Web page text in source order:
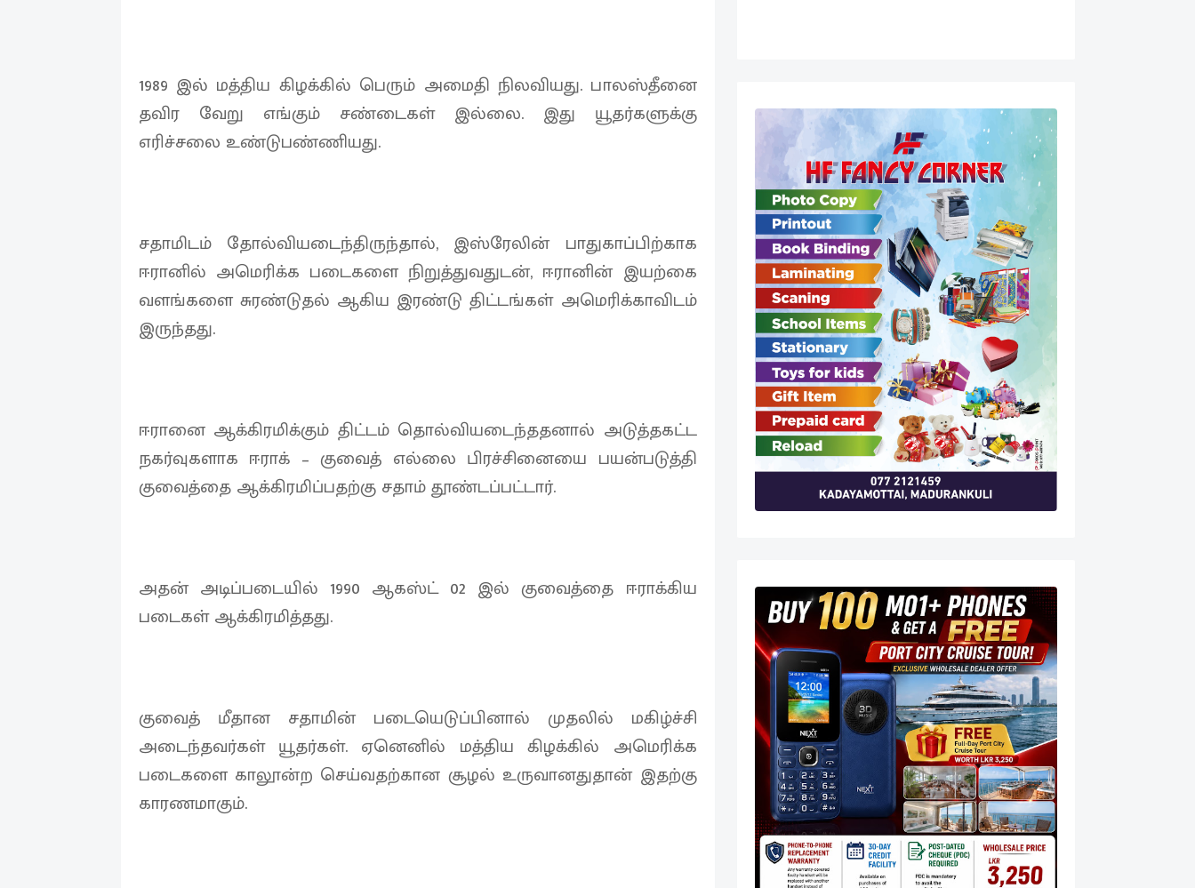
1989 இல் மத்திய கிழக்கில் பெரும் அமைதி நிலவியது. பாலஸ்தீனை
தவிர வேறு எங்கும் சண்டைகள் இல்லை. இது யூதர்களுக்கு
எரிச்சலை உண்டுபண்ணியது.
சதாமிடம் தோல்வியடைந்திருந்தால், இஸ்ரேலின் பாதுகாப்பிற்காக
ஈரானில் அமெரிக்க படைகளை நிறுத்துவதுடன், ஈரானின் இயற்கை
வளங்களை சுரண்டுதல் ஆகிய இரண்டு திட்டங்கள் அமெரிக்காவிடம்
இருந்தது.
ஈரானை ஆக்கிரமிக்கும் திட்டம் தொல்வியடைந்ததனால் அடுத்தகட்ட
நகர்வுகளாக ஈராக் – குவைத் எல்லை பிரச்சினையை பயன்படுத்தி
குவைத்தை ஆக்கிரமிப்பதற்கு சதாம் தூண்டப்பட்டார்.
அதன் அடிப்படையில் 1990 ஆகஸ்ட் 02 இல் குவைத்தை ஈராக்கிய
படைகள் ஆக்கிரமித்தது.
குவைத் மீதான சதாமின் படையெடுப்பினால் முதலில் மகிழ்ச்சி
அடைந்தவர்கள் யூதர்கள். ஏனெனில் மத்திய கிழக்கில் அமெரிக்க
படைகளை காலூன்ற செய்வதற்கான சூழல் உருவானதுதான் இதற்கு
காரணமாகும்.